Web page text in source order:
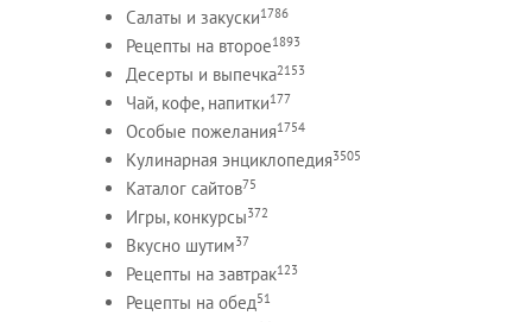
Салаты и закуски1786
Рецепты на второе1893
Десерты и выпечка2153
Чай, кофе, напитки177
Особые пожелания1754
Кулинарная энциклопедия3505
Каталог сайтов75
Игры, конкурсы372
Вкусно шутим37
Рецепты на завтрак123
Рецепты на обед51